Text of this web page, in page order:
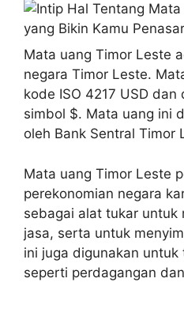
Mata uang Timor Leste
negara Timor Leste.
kode ISO 4217 USD
simbol $. Mata uang ini
oleh Bank Sentral Timor
Mata uang Timor Leste
perekonomian negara
sebagai alat tukar untuk
jasa, serta untuk
ini juga digunakan
seperti perdagangan